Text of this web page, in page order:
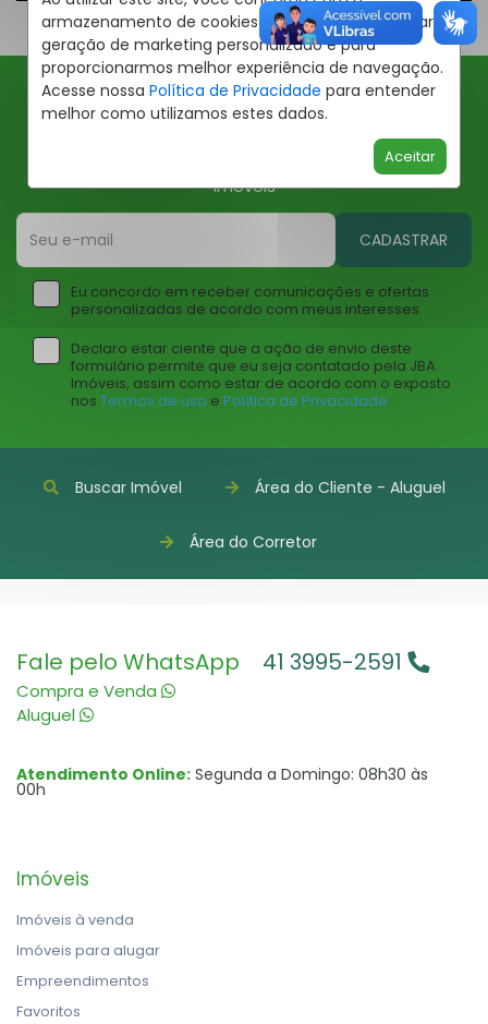
armazenamento de cookies em seu dispositivo para
geração de marketing personalizado e para
proporcionarmos melhor experiência de navegação.
Acesse nossa Política de Privacidade para entender
melhor como utilizamos estes dados.
Aceitar
Ofertas JBA
Insira seu email abaixo para receber ofertas da JBA
Imóveis
CADASTRAR
Eu concordo em receber comunicações e ofertas
personalizadas de acordo com meus interesses.
Declaro estar ciente que a ação de envio deste
formulário permite que eu seja contatado pela JBA
Imóveis, assim como estar de acordo com o exposto
nos Termos de uso e Política de Privacidade.
Buscar Imóvel Área do Cliente - Aluguel
Área do Corretor
Fale pelo WhatsApp
Compra e Venda
Aluguel
41 3995-2591
Atendimento Online: Segunda a Domingo: 08h30 às
00h
Imóveis
Imóveis à venda
Imóveis para alugar
Empreendimentos
Favoritos